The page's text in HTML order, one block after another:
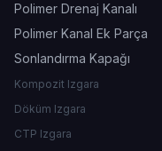
Polimer Drenaj Kanalı
Polimer Kanal Ek Parça
Sonlandırma Kapağı
Kompozit Izgara
Döküm Izgara
CTP Izgara